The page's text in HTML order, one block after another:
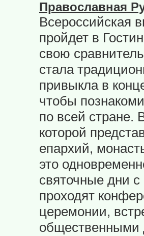
Православная
Всероссийская
пройдет в
свою
стала
привыкла в
чтобы
по всей стране.
которой
епархий,
это
святочные дни
проходят
церемонии,
общественными